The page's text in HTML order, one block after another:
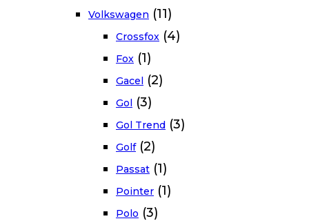
Volkswagen (11)
Crossfox (4)
Fox (1)
Gacel (2)
Gol (3)
Gol Trend (3)
Golf (2)
Passat (1)
Pointer (1)
Polo (3)